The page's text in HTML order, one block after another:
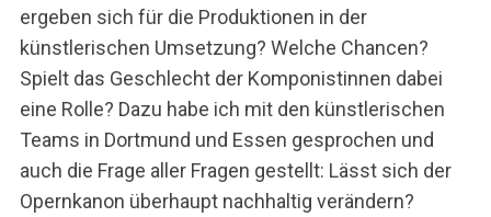
ergeben sich für die Produktionen in der
künstlerischen Umsetzung? Welche Chancen?
Spielt das Geschlecht der Komponistinnen dabei
eine Rolle? Dazu habe ich mit den künstlerischen
Teams in Dortmund und Essen gesprochen und
auch die Frage aller Fragen gestellt: Lässt sich der
Opernkanon überhaupt nachhaltig verändern?